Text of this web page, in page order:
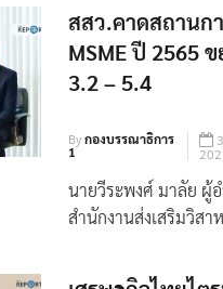
สสว.คาดสถานก
MSME ปี 2565
3.2 – 5.4
Byกองบรรณาธิการ
1
นายวีระพงศ์ มาลัย ผู้
สำนักงานส่งเสริมวิส